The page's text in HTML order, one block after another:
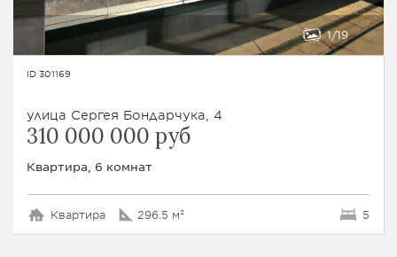
1 19
ID 301169
улица Сергея Бондарчука, 4
310 000 000 руб
Квартира, 6 комнат
Квартира 296.5 м² 5